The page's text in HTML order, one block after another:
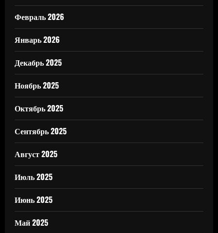
Февраль 2026
Январь 2026
Декабрь 2025
Ноябрь 2025
Октябрь 2025
Сентябрь 2025
Август 2025
Июль 2025
Июнь 2025
Май 2025